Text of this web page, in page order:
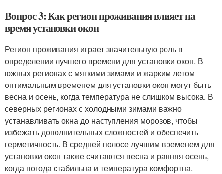
Вопрос 3: Как регион проживания влияет на
время установки окон
Регион проживания играет значительную роль в
определении лучшего времени для установки окон. В
южных регионах с мягкими зимами и жарким летом
оптимальным временем для установки окон могут быть
весна и осень, когда температура не слишком высока. В
северных регионах с холодными зимами важно
устанавливать окна до наступления морозов, чтобы
избежать дополнительных сложностей и обеспечить
герметичность. В средней полосе лучшим временем для
установки окон также считаются весна и ранняя осень,
когда погода стабильна и температура комфортна.